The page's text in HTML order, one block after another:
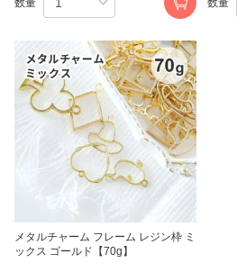
数量 数量
メタルチャーム フレーム レジン枠 ミ
ックス ゴールド【70g】